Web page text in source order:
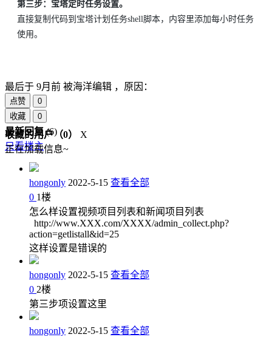
第三步：宝塔定时任务设置。
直接复制代码到宝塔计划任务shell脚本，内容里添加每小时任务
使用。
最后于 9月前 被海洋编辑 ，原因：
点赞
0
收藏
0
收藏的用户（0）
X
正在加载信息~
最新回复(6)
只看楼主
hongonly 2022-5-15 查看全部
0 1楼
怎么样设置视频项目列表和新闻项目列表
http://www.XXX.com/XXXX/admin_collect.php?
action=getlistall&id=25
这样设置是错误的
hongonly 2022-5-15 查看全部
0 2楼
第三步项设置这里
hongonly 2022-5-15 查看全部